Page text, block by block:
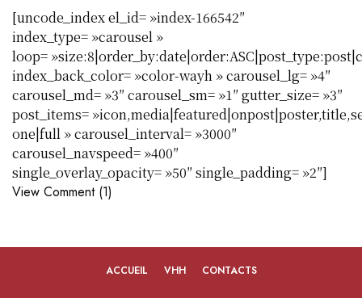
[uncode_index el_id= »index-166542″
index_type= »carousel »
loop=
index_back_color= »color-wayh » carousel_lg= »4″
carousel_md= »3″ carousel_sm= »1″ gutter_size= »3″
post_items=
one|full » carousel_interval= »3000″
carousel_navspeed= »400″
single_overlay_opacity= »50″ single_padding= »2″]
View Comment (1)
ACCUEIL VHH CONTACTS